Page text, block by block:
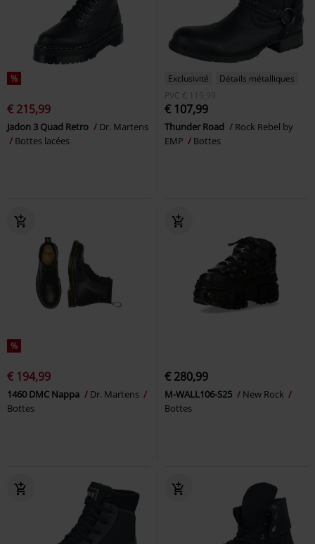
%
€ 215,99
Jadon 3 Quad Retro
Dr. Martens
Bottes lacées
Exclusivité
Détails métalliques
PVC € 119,99
€ 107,99
Thunder Road
Rock Rebel by
EMP
Bottes
%
€ 194,99
1460 DMC Nappa
Dr. Martens
Bottes
€ 280,99
M-WALL106-S25
New Rock
Bottes